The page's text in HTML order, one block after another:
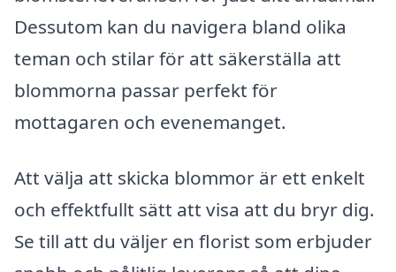
Dessutom kan du navigera bland olika
teman och stilar för att säkerställa att
blommorna passar perfekt för
mottagaren och evenemanget.
Att välja att skicka blommor är ett enkelt
och effektfullt sätt att visa att du bryr dig.
Se till att du väljer en florist som erbjuder